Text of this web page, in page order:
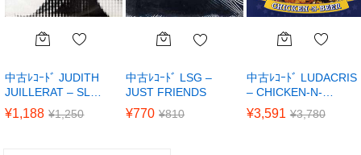
中古ﾚｺｰﾄﾞ JUDITH
JUILLERAT – SL…
¥1,188 ¥1,250
中古ﾚｺｰﾄﾞ LSG –
JUST FRIENDS
¥770 ¥810
中古ﾚｺｰﾄﾞ LUDACRIS
– CHICKEN-N-…
¥3,591 ¥3,780